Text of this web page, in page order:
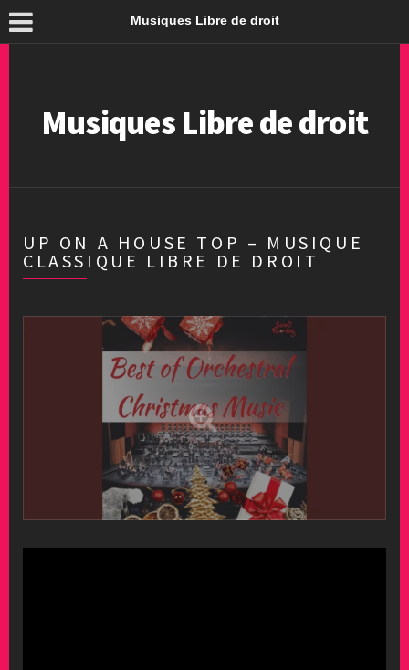
Musiques Libre de droit
Musiques Libre de droit
UP ON A HOUSE TOP – MUSIQUE
CLASSIQUE LIBRE DE DROIT